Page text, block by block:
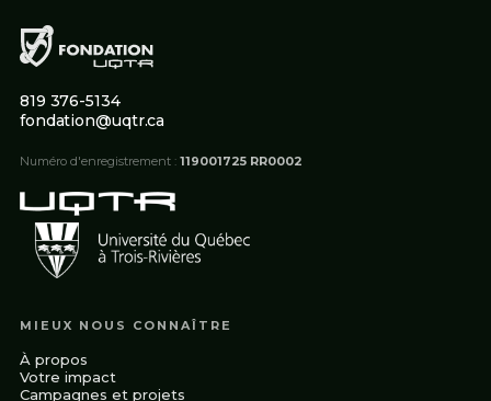
819 376-5134
fondation@uqtr.ca
Numéro d'enregistrement : 119001725 RR0002
MIEUX NOUS CONNAÎTRE
À propos
Votre impact
Campagnes et projets